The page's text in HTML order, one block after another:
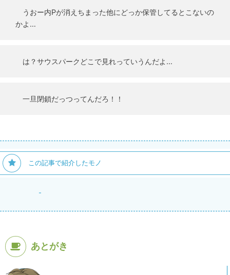
うおー内Pが消えちまった他にどっか保管してるとこないの
かよ…
は？サウスパークどこで見れっていうんだよ…
一旦閉鎖だっつってんだろ！！
この記事で紹介したモノ
-
あとがき